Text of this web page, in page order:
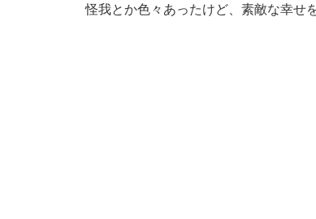
怪我とか色々あったけど、素敵な幸せ